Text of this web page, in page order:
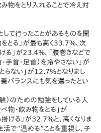
物をとり入れることで冷え対
て行ったことがあるものを聞
とる」が最も高く33.7%、次
る」が23.4%、「腹巻きなどで
手首・足首）を冷やさない」が
らない」が12.7%となりまし
バランスにも気を遣ったとい
）のための勉強をしている人
物・飲み物をとる」が
ける」が32.7%と、高くなりま
活で“温める”ことを重視し、子